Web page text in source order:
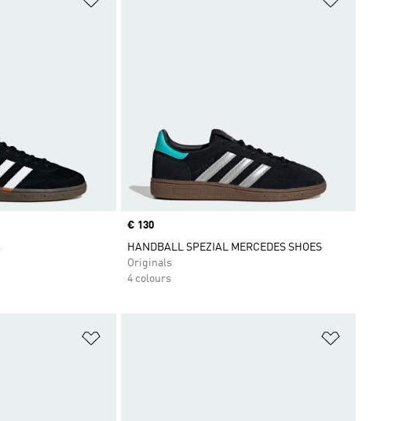
Price
€ 130
HANDBALL SPEZIAL MERCEDES SHOES
Originals
4 colours